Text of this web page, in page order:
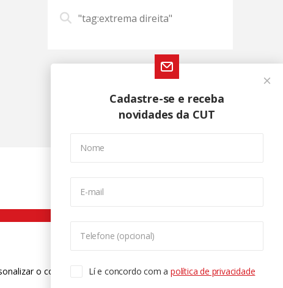
"tag:extrema direita"
Cadastre-se e receba
novidades da CUT
Nome
E-mail
Telefone (opcional)
Lí e concordo com apolítica de privacidade
o conteúdo. Para saber mais